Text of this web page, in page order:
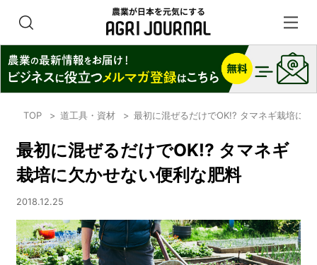
TOP 道工具・資材 最初に混ぜるだけでOK!? タマネギ栽培に
最初に混ぜるだけでOK!? タマネギ
栽培に欠かせない便利な肥料
2018.12.25